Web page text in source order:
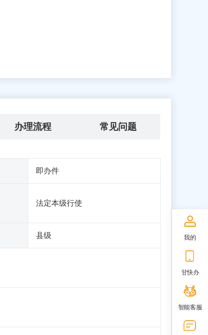
办理流程 常见问题
即办件
法定本级行使
县级 我的
甘快办
智能客服